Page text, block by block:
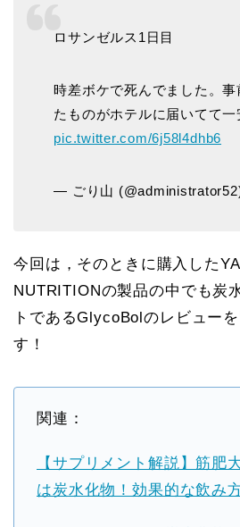
ロサンゼルス1日目
時差ボケで死んでました。
たものがホテルに届いてて一
pic.twitter.com/6j58l4dhb6
— ごり山
今回は，そのときに購入した
NUTRITIONの製品の中でも炭
トであるGlycoBolのレビュー
す！
関連：
【サプリメント解説】筋肥
は炭水化物！効果的な飲み